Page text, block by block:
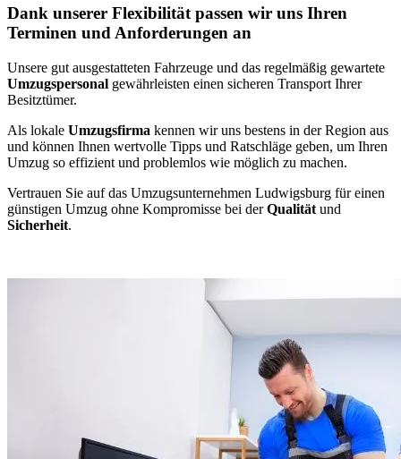
Dank unserer Flexibilität passen wir uns Ihren
Terminen und Anforderungen an
Unsere gut ausgestatteten Fahrzeuge und das regelmäßig gewartete
Umzugspersonal gewährleisten einen sicheren Transport Ihrer
Besitztümer.
Als lokale Umzugsfirma kennen wir uns bestens in der Region aus
und können Ihnen wertvolle Tipps und Ratschläge geben, um Ihren
Umzug so effizient und problemlos wie möglich zu machen.
Vertrauen Sie auf das Umzugsunternehmen Ludwigsburg für einen
günstigen Umzug ohne Kompromisse bei derQualität und
Sicherheit.